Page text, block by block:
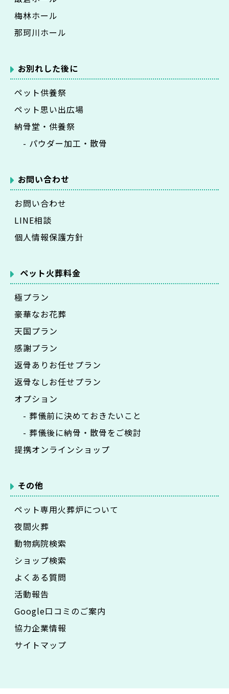
梅林ホール
那珂川ホール
お別れした後に
ペット供養祭
ペット思い出広場
納骨堂・供養祭
- パウダー加工・散骨
お問い合わせ
お問い合わせ
LINE相談
個人情報保護方針
ペット火葬料金
極プラン
豪華なお花葬
天国プラン
感謝プラン
返骨ありお任せプラン
返骨なしお任せプラン
オプション
- 葬儀前に決めておきたいこと
- 葬儀後に納骨・散骨をご検討
提携オンラインショップ
その他
ペット専用火葬炉について
夜間火葬
動物病院検索
ショップ検索
よくある質問
活動報告
Google口コミのご案内
協力企業情報
サイトマップ